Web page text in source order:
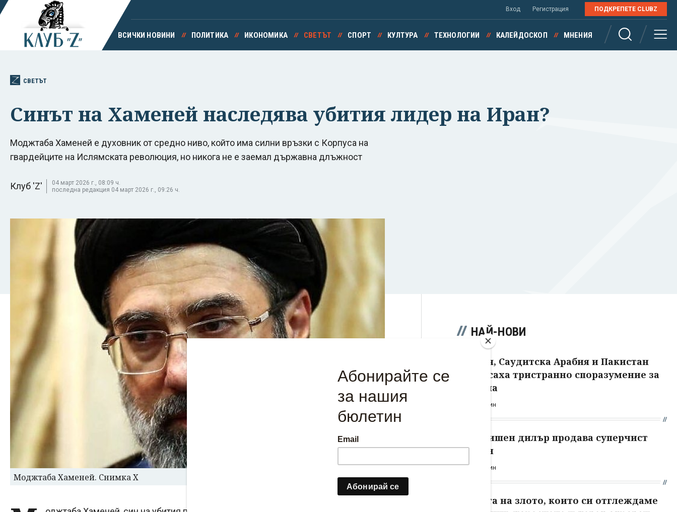
Вход Регистрация ПОДКРЕПЕТЕ CLUBZ
ВСИЧКИ НОВИНИ ПОЛИТИКА ИКОНОМИКА СВЕТЪТ СПОРТ КУЛТУРА ТЕХНОЛОГИИ КАЛЕЙДОСКОП МНЕНИЯ
СВЕТЪТ
Синът на Хаменей наследява убития лидер на Иран?
Моджтаба Хаменей е духовник от средно ниво, който има силни връзки с Корпуса на
гвардейците на Ислямската революция, но никога не е заемал държавна длъжност
Клуб 'Z'
04 март 2026 г., 08:09 ч.
последна редакция 04 март 2026 г., 09:26 ч.
Моджтаба Хаменей. Снимка X
НАЙ-НОВИ
Турция, Саудитска Арабия и Пакистан
подписаха тристранно споразумение за
отбрана
преди 17 мин
75-годишен дилър продава суперчист
кокаин
преди 24 мин
Цветята на злото, които си отглеждаме